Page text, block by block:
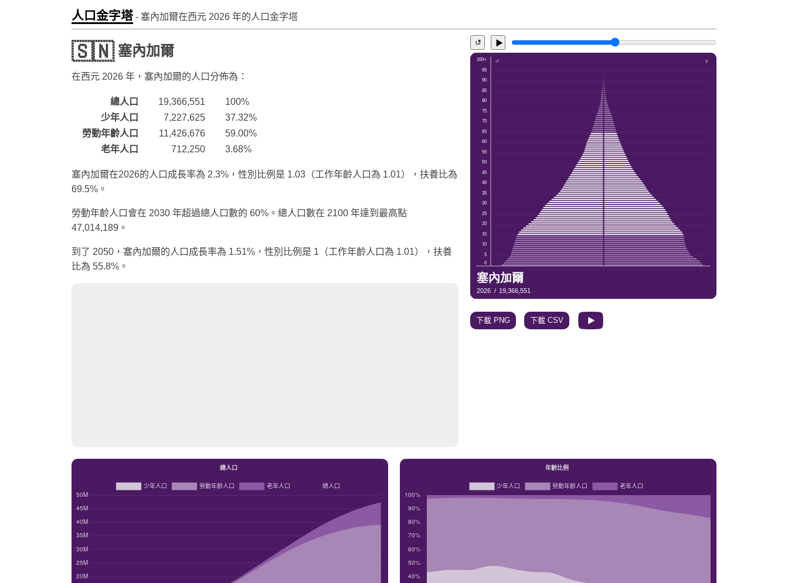
人口金字塔 - 塞內加爾在西元 2026 年的人口金字塔
🇸🇳塞內加爾
在西元 2026 年，塞內加爾的人口分佈為：
總人口 19,366,551
100%
少年人口
7,227,625
37.32%
勞動年齡人口
11,426,676
59.00%
老年人口
712,250 3.68%
塞內加爾在2026的人口成長率為 2.3%，性別比例是 1.03（工作年齡人口為 1.01），扶養比為
69.5%。
勞動年齡人口會在 2030 年超過總人口數的 60%。總人口數在 2100 年達到最高點
47,014,189。
到了 2050，塞內加爾的人口成長率為 1.51%，性別比例是 1（工作年齡人口為 1.01），扶養
比為 55.8%。
↺ ▶
下載 PNG 下載 CSV